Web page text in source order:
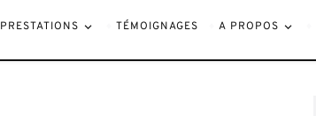
PRESTATIONS TÉMOIGNAGES A PROPOS